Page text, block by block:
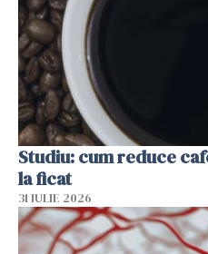
Studiu: cum reduce
la ficat
31 IULIE 2026